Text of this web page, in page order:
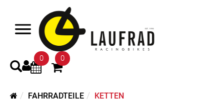
0 0
FAHRRADTEILE KETTEN